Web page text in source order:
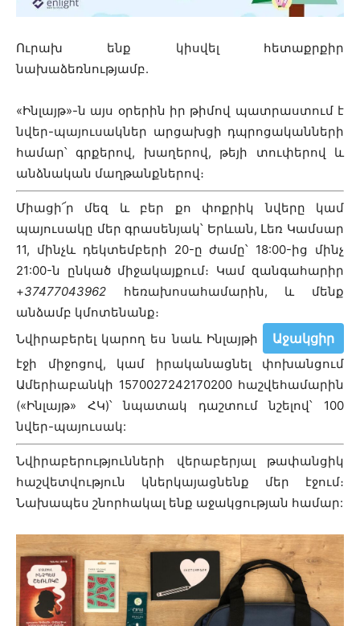
Ուրախ ենք կիսվել հետաքրքիր
նախաձեռնությամբ.
«Ինլայթ»-ն այս օրերին իր թիմով պատրաստում է
նվեր-պայուսակներ արցախցի դպրոցականների
համար՝ գրքերով, խաղերով, թեյի տուփերով և
անձնական մաղթանքներով։
Միացի՜ր մեզ և բեր քո փոքրիկ նվերը կամ
պայուսակը մեր գրասենյակ՝ Երևան, Լեռ Կամսար
11, մինչև դեկտեմբերի 20-ը ժամը՝ 18:00-ից մինչ
21:00-ն ընկած միջակայքում։ Կամ զանգահարիր
+37477043962 հեռախոսահամարին, և մենք
անձամբ կմոտենանք։
Նվիրաբերել կարող ես նաև Ինլայթի
Աջակցիր
էջի միջոցով, կամ իրականացնել փոխանցում
Ամերիաբանկի 1570027242170200 հաշվեհամարին
(«Ինլայթ» ՀԿ)՝ նպատակ դաշտում նշելով՝ 100
նվեր-պայուսակ:
Նվիրաբերությունների վերաբերյալ թափանցիկ
հաշվետվություն կներկայացնենք մեր էջում։
Նախապես շնորհակալ ենք աջակցության համար: